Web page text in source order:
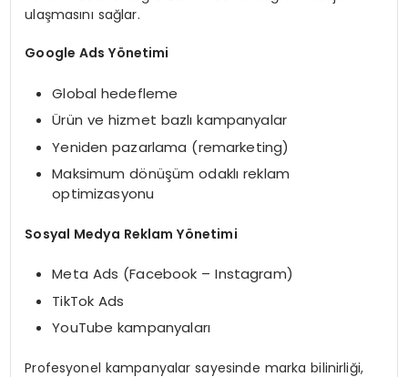
ulaşmasını sağlar.
Google Ads Yönetimi
Global hedefleme
Ürün ve hizmet bazlı kampanyalar
Yeniden pazarlama (remarketing)
Maksimum dönüşüm odaklı reklam
optimizasyonu
Sosyal Medya Reklam Yönetimi
Meta Ads (Facebook – Instagram)
TikTok Ads
YouTube kampanyaları
Profesyonel kampanyalar sayesinde marka bilinirliği,